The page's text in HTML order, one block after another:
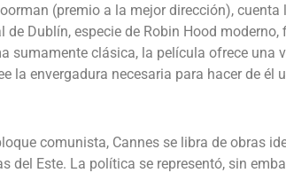
(premio a la mejor dirección),
de Dublín, especie de Robin Hood
sumamente clásica, la película ofrece una
la envergadura necesaria para hacer de él
comunista, Cannes se libra de obras
del Este. La política se representó, sin